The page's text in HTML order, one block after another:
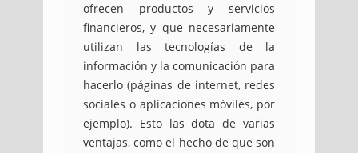
ofrecen productos y servicios
financieros, y que necesariamente
utilizan las tecnologías de la
información y la comunicación para
hacerlo (páginas de internet, redes
sociales o aplicaciones móviles, por
ejemplo). Esto las dota de varias
ventajas, como el hecho de que son